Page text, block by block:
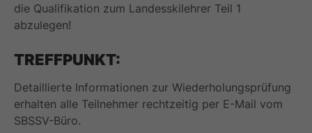
die Qualifikation zum Landesskilehrer Teil 1
abzulegen!
TREFFPUNKT:
Detaillierte Informationen zur Wiederholungsprüfung
erhalten alle Teilnehmer rechtzeitig per E-Mail vom
SBSSV-Büro.